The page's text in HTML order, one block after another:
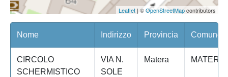
Leaflet| ©OpenStreetMapcontributors
Nome Indirizzo Provincia Comune/
CIRCOLO
SCHERMISTICO
VIA N.
SOLE
Matera MATERA